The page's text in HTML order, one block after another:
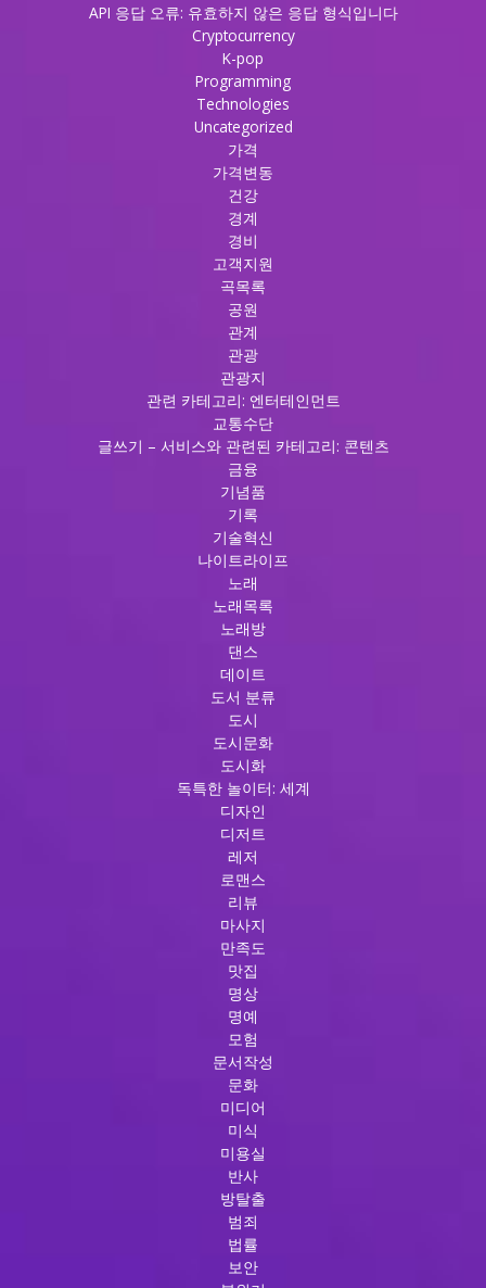
API 응답 오류: 유효하지 않은 응답 형식입니다
Cryptocurrency
K-pop
Programming
Technologies
Uncategorized
가격
가격변동
건강
경계
경비
고객지원
곡목록
공원
관계
관광
관광지
관련 카테고리: 엔터테인먼트
교통수단
글쓰기 – 서비스와 관련된 카테고리: 콘텐츠
금융
기념품
기록
기술혁신
나이트라이프
노래
노래목록
노래방
댄스
데이트
도서 분류
도시
도시문화
도시화
독특한 놀이터: 세계
디자인
디저트
레저
로맨스
리뷰
마사지
만족도
맛집
명상
명예
모험
문서작성
문화
미디어
미식
미용실
반사
방탈출
범죄
법률
보안